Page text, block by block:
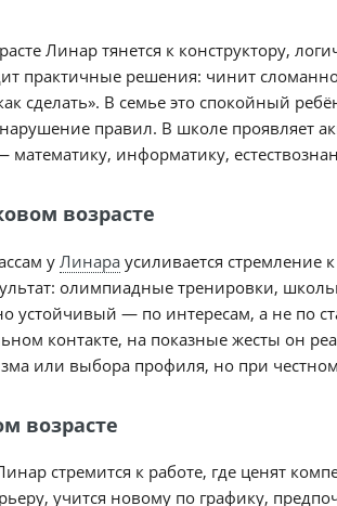
Линар тянется к конструктору,
практичные решения: чинит
сделать». В семье это спокойный
правил. В школе проявляет
математику, информатику,
возрасте
у Линараусиливается стремление
олимпиадные тренировки,
устойчивый — по интересам, а не по
контакте, на показные жесты он
или выбора профиля, но при
возрасте
стремится к работе, где ценят
учится новому по графику,